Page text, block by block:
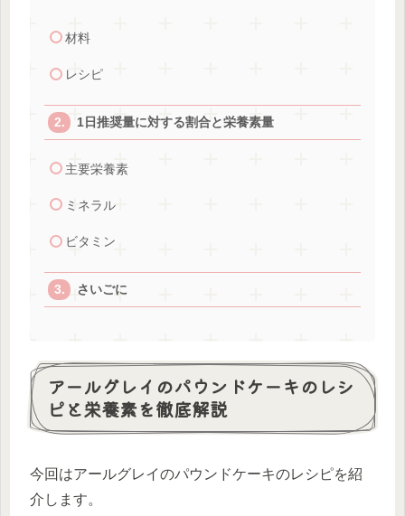
材料
レシピ
1日推奨量に対する割合と栄養素量
主要栄養素
ミネラル
ビタミン
さいごに
アールグレイのパウンドケーキのレシ
ピと栄養素を徹底解説
今回はアールグレイのパウンドケーキのレシピを紹
介します。